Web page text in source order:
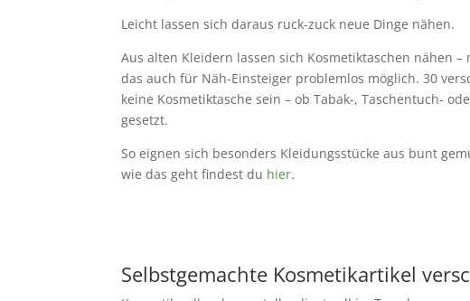
Leicht lassen sich daraus ruck-zuck neue Dinge nähen.
Aus alten Kleidern lassen sich Kosmetiktaschen nähen
das auch für Näh-Einsteiger problemlos möglich. 30
keine Kosmetiktasche sein – ob Tabak-, Taschentuch-
gesetzt.
So eignen sich besonders Kleidungsstücke aus bunt
wie das geht findest du hier.
Selbstgemachte Kosmetikartikel